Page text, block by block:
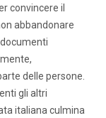
convincere il
abbandonare
delle persone.
gli altri
italiana culmina